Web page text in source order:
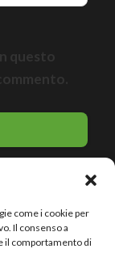
come i cookie per
Il consenso a
il comportamento di
questo